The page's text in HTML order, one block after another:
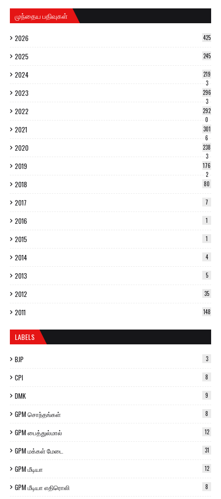
முந்தைய பதிவுகள்
2026 425
2025 245
2024
219
3
2023
296
3
2022
292
0
2021
301
6
2020
238
3
2019
176
2
2018 80
2017 7
2016 1
2015 1
2014 4
2013 5
2012 35
2011 148
LABELS
BJP 3
CPI 8
DMK 9
GPM சொந்தங்கள் 8
GPM பைத்துல்மால் 12
GPM மக்கள் மேடை 31
GPM மீடியா 12
GPM மீடியா எதிரொலி 8